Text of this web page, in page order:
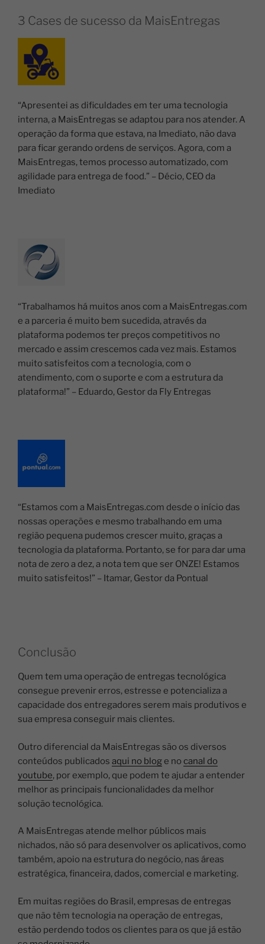
3 Cases de sucesso da MaisEntregas
“Apresentei as dificuldades em ter uma tecnologia
interna, a MaisEntregas se adaptou para nos atender. A
operação da forma que estava, na Imediato, não dava
para ficar gerando ordens de serviços. Agora, com a
MaisEntregas, temos processo automatizado, com
agilidade para entrega de food.” – Décio, CEO da
Imediato
“Trabalhamos há muitos anos com a MaisEntregas.com
e a parceria é muito bem sucedida, através da
plataforma podemos ter preços competitivos no
mercado e assim crescemos cada vez mais. Estamos
muito satisfeitos com a tecnologia, com o
atendimento, com o suporte e com a estrutura da
plataforma!” – Eduardo, Gestor da Fly Entregas
“Estamos com a MaisEntregas.com desde o início das
nossas operações e mesmo trabalhando em uma
região pequena pudemos crescer muito, graças a
tecnologia da plataforma. Portanto, se for para dar uma
nota de zero a dez, a nota tem que ser ONZE! Estamos
muito satisfeitos!” – Itamar, Gestor da Pontual
Conclusão
Quem tem uma operação de entregas tecnológica
consegue prevenir erros, estresse e potencializa a
capacidade dos entregadores serem mais produtivos e
sua empresa conseguir mais clientes.
Outro diferencial da MaisEntregas são os diversos
conteúdos publicados aqui no blog e no canal do
youtube, por exemplo, que podem te ajudar a entender
melhor as principais funcionalidades da melhor
solução tecnológica.
A MaisEntregas atende melhor públicos mais
nichados, não só para desenvolver os aplicativos, como
também, apoio na estrutura do negócio, nas áreas
estratégica, financeira, dados, comercial e marketing.
Em muitas regiões do Brasil, empresas de entregas
que não têm tecnologia na operação de entregas,
estão perdendo todos os clientes para os que já estão